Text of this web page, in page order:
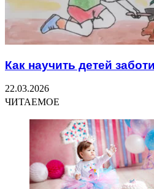
Как научить детей
22.03.2026
ЧИТАЕМОЕ